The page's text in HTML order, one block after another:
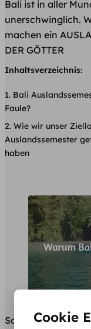
Bali ist in aller
unerschwinglich.
machen ein
DER GÖTTER
Inhaltsverzeichnis:
Bali
Faule?
Wie wir unser
Auslandssemester
haben
Sobald wirCookie